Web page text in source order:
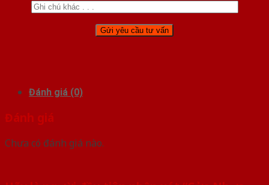
Đánh giá (0)
Đánh giá
Chưa có đánh giá nào.